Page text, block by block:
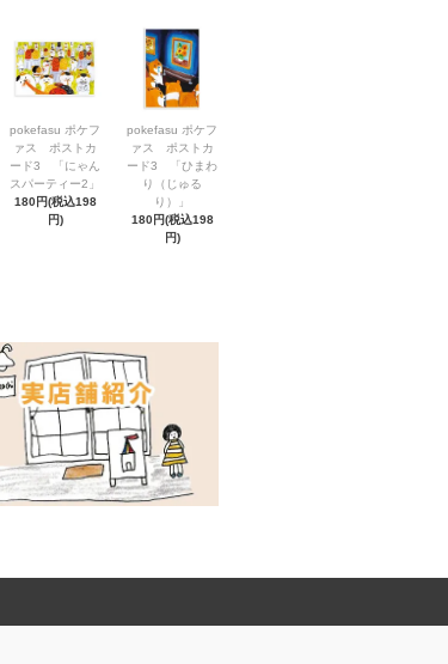
pokefasu ポケフ
ァス ポストカ
ード3 「にゃん
スパーティー2」
180円(税込198
円)
pokefasu ポケフ
ァス ポストカ
ード3 「ひまわ
り（じゅる
り）」
180円(税込198
円)